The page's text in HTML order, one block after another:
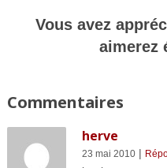
Vous avez
aimerez
Commentaires
herve
23 mai 2010|